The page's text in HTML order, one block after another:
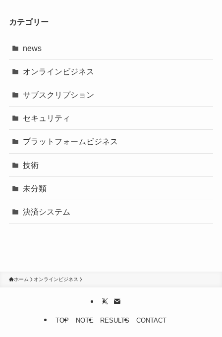
カテゴリー
news
オンラインビジネス
サブスクリプション
セキュリティ
プラットフォームビジネス
技術
未分類
決済システム
ホーム オンラインビジネス
TOP NOTE RESULTS CONTACT